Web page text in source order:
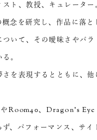
ト、教授、キュレーター
念を研究し、作品に落と
いて、その曖昧さやパ
。
を表現するとともに、
Room40、Dragon’s
、パフォーマンス、サ